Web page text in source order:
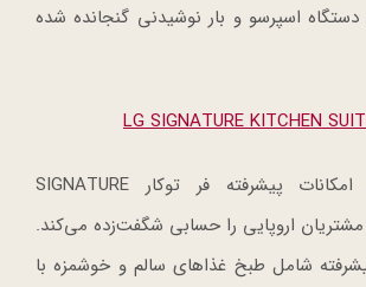
اسپرسو و بار نوشیدنی گنجانده شده
به عنوان مثال، امکانات پیشرفته فر توکار SIGNATURE
KITCHEN SUITE مشتریان اروپایی را حسابی شگفت‌زده می‌کند.
شامل طبخ غذاهای سالم و خوشمزه با